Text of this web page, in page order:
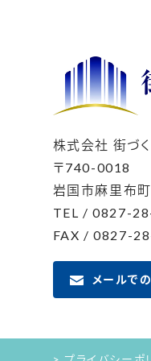
株式会社 街づ
〒740-0018
岩国市麻里布
TEL / 0827-
FAX / 0827-
メールで